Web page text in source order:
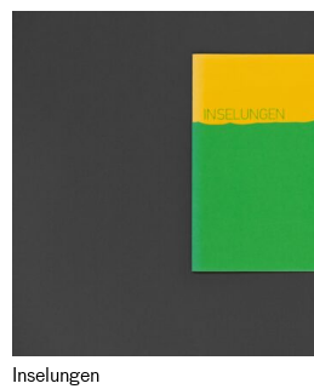
Inselungen